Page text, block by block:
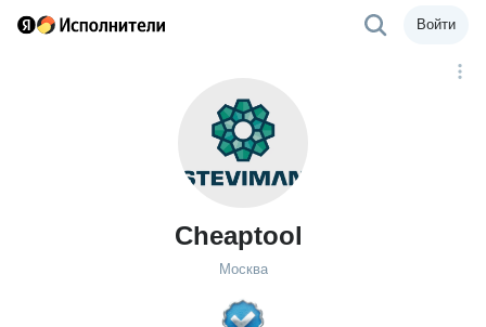
Войти
Cheaptool
Москва